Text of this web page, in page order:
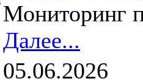
Мониторинг
Далее...
05.06.2026